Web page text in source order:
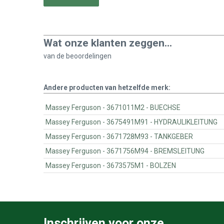
Wat onze klanten zeggen...
van de beoordelingen
Andere producten van hetzelfde merk:
Massey Ferguson - 3671011M2 - BUECHSE
Massey Ferguson - 3675491M91 - HYDRAULIKLEITUNG
Massey Ferguson - 3671728M93 - TANKGEBER
Massey Ferguson - 3671756M94 - BREMSLEITUNG
Massey Ferguson - 3673575M1 - BOLZEN